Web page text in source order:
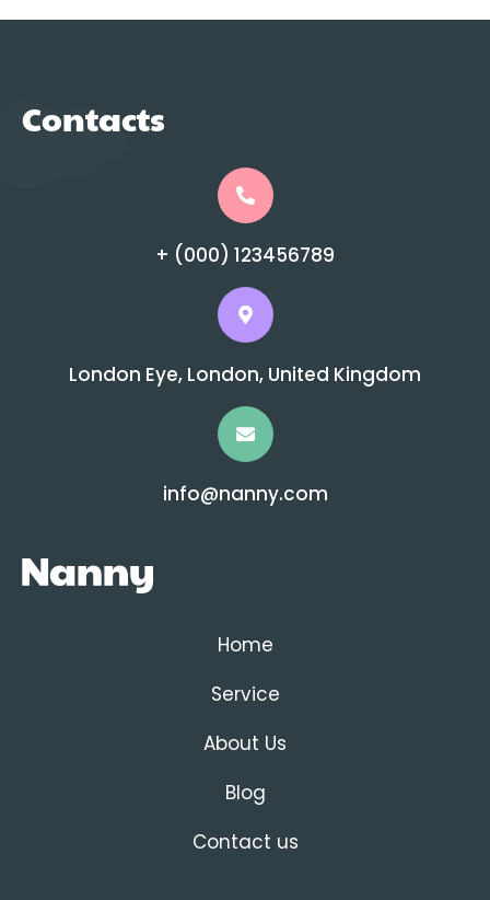
Contacts
+ (000) 123456789
London Eye, London, United Kingdom
info@nanny.com
Home
Service
About Us
Blog
Contact us